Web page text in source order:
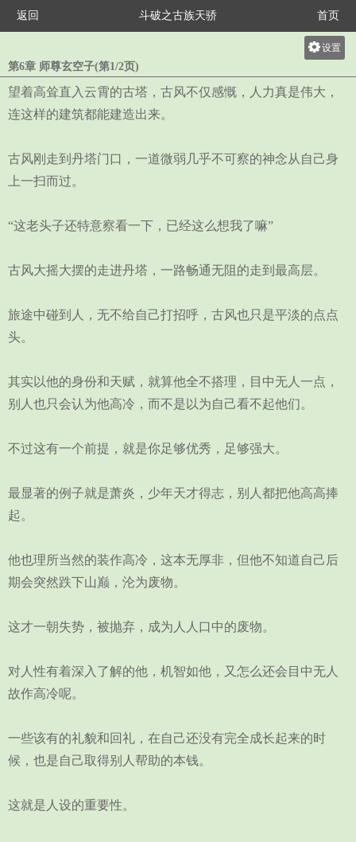
返回 斗破之古族天骄 首页
设置
大
第6章 师尊玄空子(第1/2页)
望着高耸直入云霄的古塔，古风不仅感慨，人力真是伟大，
连这样的建筑都能建造出来。
古风刚走到丹塔门口，一道微弱几乎不可察的神念从自己身
上一扫而过。
“这老头子还特意察看一下，已经这么想我了嘛”
古风大摇大摆的走进丹塔，一路畅通无阻的走到最高层。
旅途中碰到人，无不给自己打招呼，古风也只是平淡的点点
头。
其实以他的身份和天赋，就算他全不搭理，目中无人一点，
别人也只会认为他高冷，而不是以为自己看不起他们。
不过这有一个前提，就是你足够优秀，足够强大。
最显著的例子就是萧炎，少年天才得志，别人都把他高高捧
起。
他也理所当然的装作高冷，这本无厚非，但他不知道自己后
期会突然跌下山巅，沦为废物。
这才一朝失势，被抛弃，成为人人口中的废物。
对人性有着深入了解的他，机智如他，又怎么还会目中无人
故作高冷呢。
一些该有的礼貌和回礼，在自己还没有完全成长起来的时
候，也是自己取得别人帮助的本钱。
这就是人设的重要性。